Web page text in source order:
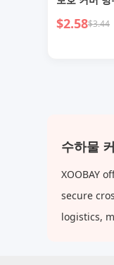
$2.58$3.44
수하물
XOOBAY
secure
logistics,